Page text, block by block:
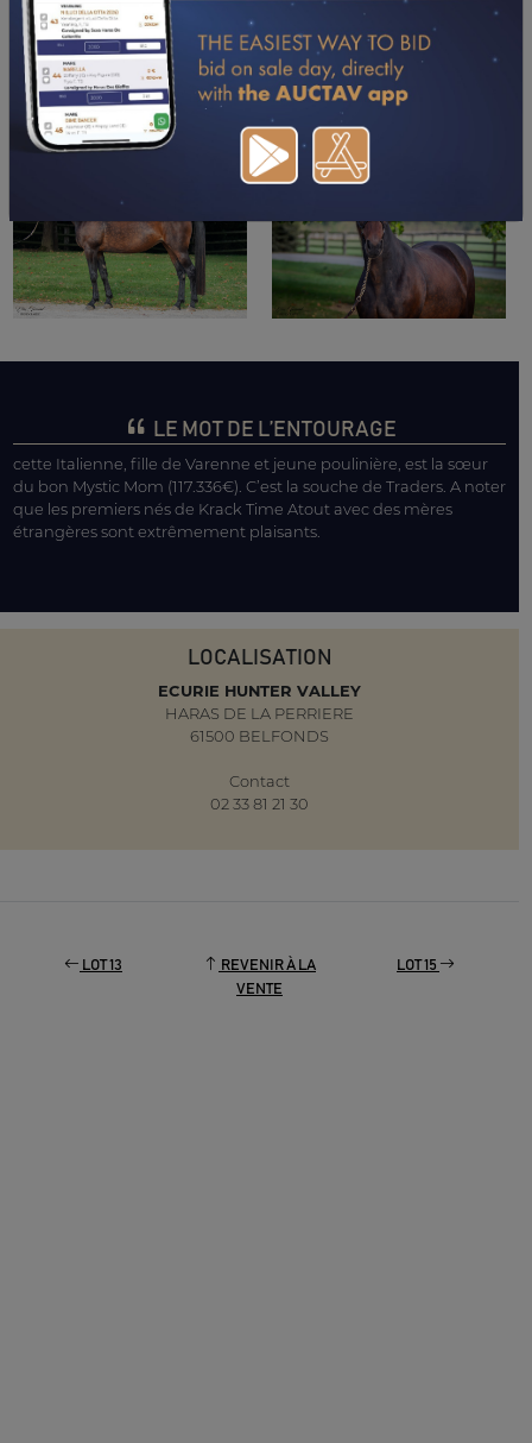
TÉLÉCHARGER LE PDF
LE MOT DE L’ENTOURAGE
cette Italienne, fille de Varenne et jeune poulinière, est la sœur
du bon Mystic Mom (117.336€). C’est la souche de Traders. A noter
que les premiers nés de Krack Time Atout avec des mères
étrangères sont extrêmement plaisants.
LOCALISATION
ECURIE HUNTER VALLEY
HARAS DE LA PERRIERE
61500 BELFONDS
Contact
02 33 81 21 30
LOT 13
REVENIR À LA
VENTE
LOT 15